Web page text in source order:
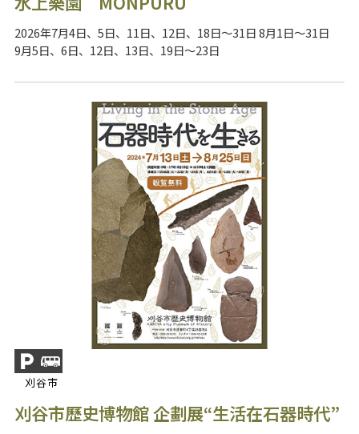
2026年7月4日、5日、11日、12日、18日～31日 8月1日～31日
9月5日、6日、12日、13日、19日～23日
刈谷市
刈谷市歷史博物館 企劃展“生活在石器時代”